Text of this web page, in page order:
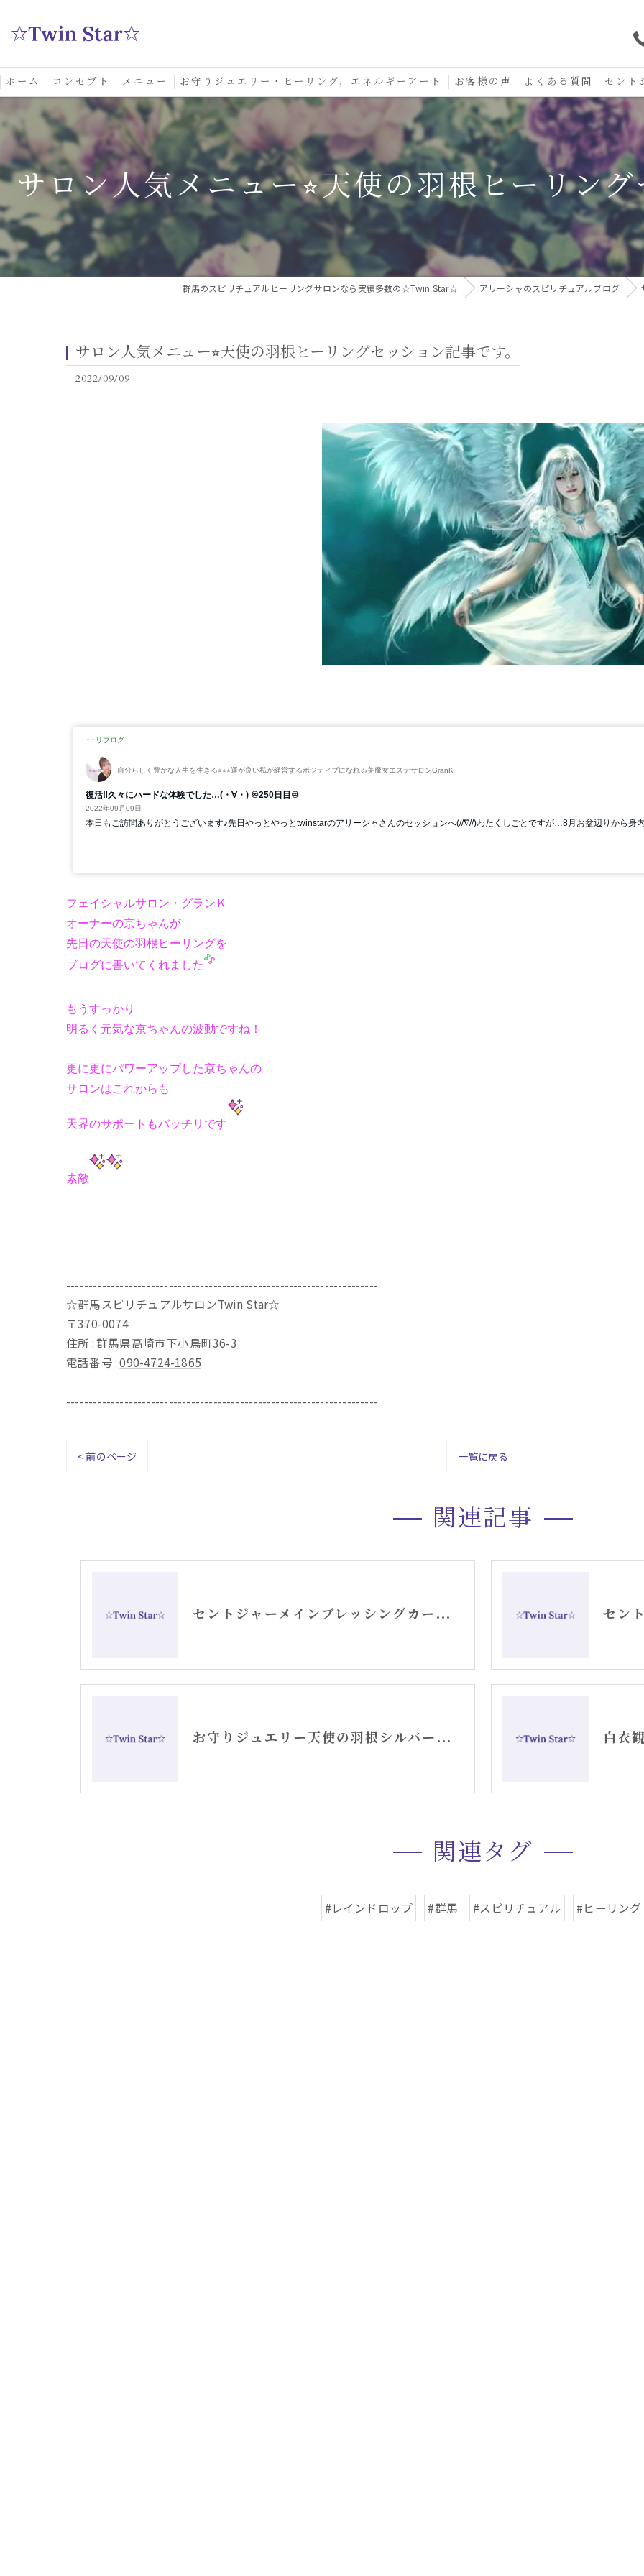
ホーム コンセプト メニュー
スクール
お守りジュエリー・ヒーリング，エネルギーアート お客様の声
口コミ
よくある質問 セント
セン
セン
お守
サロン人気メニュー⭐︎天使の羽根ヒーリン
群馬のスピリチュアルヒーリングサロンなら実績多数の☆Twin Star☆ アリーシャのスピリチュアルブログ
サロン人気メニュー⭐︎天使の羽根ヒーリングセッション記事です。
2022/09/09
フェイシャルサロン・グランＫ
オーナーの京ちゃんが
先日の天使の羽根ヒーリングを
ブログに書いてくれました
もうすっかり
明るく元気な京ちゃんの波動ですね！
更に更にパワーアップした京ちゃんの
サロンはこれからも
天界のサポートもバッチリです
素敵
----------------------------------------------------------------------
☆群馬スピリチュアルサロンTwin Star☆
〒370-0074
住所 : 群馬県高崎市下小鳥町36-3
電話番号 :090-4724-1865
----------------------------------------------------------------------
< 前のページ 一覧に戻る
関連記事
セントジャーメインブレッシングカードGSVFグリッド
お守りジュエリー天使の羽根シルバーピアス
関連タグ
#レインドロップ #群馬 #スピリチュアル #ヒーリング